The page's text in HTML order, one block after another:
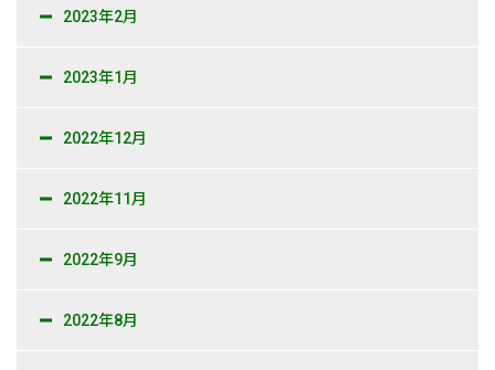
2023年2月
2023年1月
2022年12月
2022年11月
2022年9月
2022年8月